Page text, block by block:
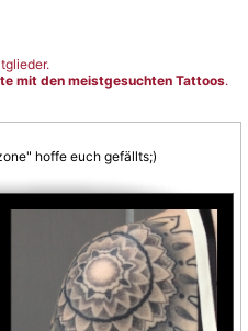
mit den meistgesuchten Tattoos.
hoffe euch gefällts;)